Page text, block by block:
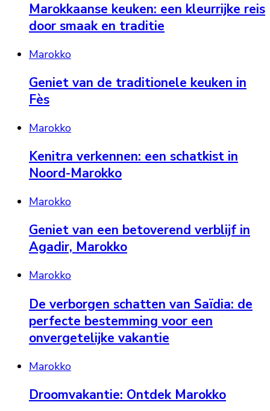
Marokkaanse keuken: een kleurrijke reis
door smaak en traditie
Marokko
Geniet van de traditionele keuken in
Fès
Marokko
Kenitra verkennen: een schatkist in
Noord-Marokko
Marokko
Geniet van een betoverend verblijf in
Agadir, Marokko
Marokko
De verborgen schatten van Saïdia: de
perfecte bestemming voor een
onvergetelijke vakantie
Marokko
Droomvakantie: Ontdek Marokko